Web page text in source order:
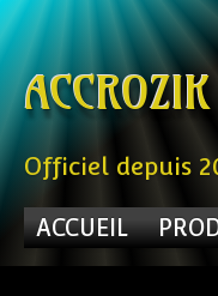
Skip to content
ACCROZIK
Officiel depuis
ACCUEIL